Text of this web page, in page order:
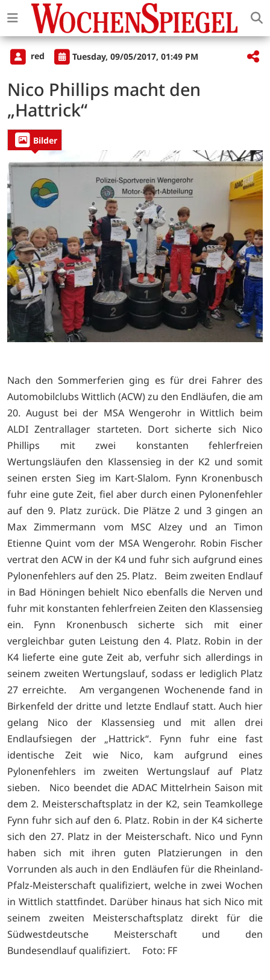
red Tuesday, 09/05/2017, 01:49 PM
Nico Phillips macht den
„Hattrick“
Bilder
Nach den Sommerferien ging es für drei Fahrer des
Automobilclubs Wittlich (ACW) zu den Endläufen, die am
20. August bei der MSA Wengerohr in Wittlich beim
ALDI Zentrallager starteten. Dort sicherte sich Nico
Phillips mit zwei konstanten fehlerfreien
Wertungsläufen den Klassensieg in der K2 und somit
seinen ersten Sieg im Kart-Slalom. Fynn Kronenbusch
fuhr eine gute Zeit, fiel aber durch einen Pylonenfehler
auf den 9. Platz zurück. Die Plätze 2 und 3 gingen an
Max Zimmermann vom MSC Alzey und an Timon
Etienne Quint vom der MSA Wengerohr. Robin Fischer
vertrat den ACW in der K4 und fuhr sich aufgrund eines
Pylonenfehlers auf den 25. Platz. Beim zweiten Endlauf
in Bad Höningen behielt Nico ebenfalls die Nerven und
fuhr mit konstanten fehlerfreien Zeiten den Klassensieg
ein. Fynn Kronenbusch sicherte sich mit einer
vergleichbar guten Leistung den 4. Platz. Robin in der
K4 lieferte eine gute Zeit ab, verfuhr sich allerdings in
seinem zweiten Wertungslauf, sodass er lediglich Platz
27 erreichte. Am vergangenen Wochenende fand in
Birkenfeld der dritte und letzte Endlauf statt. Auch hier
gelang Nico der Klassensieg und mit allen drei
Endlaufsiegen der „Hattrick“. Fynn fuhr eine fast
identische Zeit wie Nico, kam aufgrund eines
Pylonenfehlers im zweiten Wertungslauf auf Platz
sieben. Nico beendet die ADAC Mittelrhein Saison mit
dem 2. Meisterschaftsplatz in der K2, sein Teamkollege
Fynn fuhr sich auf den 6. Platz. Robin in der K4 sicherte
sich den 27. Platz in der Meisterschaft. Nico und Fynn
haben sich mit ihren guten Platzierungen in den
Vorrunden als auch in den Endläufen für die Rheinland-
Pfalz-Meisterschaft qualifiziert, welche in zwei Wochen
in Wittlich stattfindet. Darüber hinaus hat sich Nico mit
seinem zweiten Meisterschaftsplatz direkt für die
Südwestdeutsche Meisterschaft und den
Bundesendlauf qualifiziert. Foto: FF